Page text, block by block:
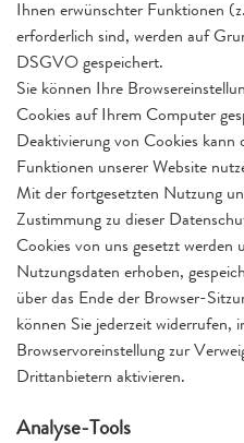
Ihnen erwünschter Funktionen
erforderlich sind, werden auf
DSGVO gespeichert.
Sie können Ihre
Cookies auf Ihrem Computer
Deaktivierung von Cookies kann
Funktionen unserer Website
Mit der fortgesetzten Nutzung
Zustimmung zu dieser
Cookies von uns gesetzt werden
Nutzungsdaten erhoben,
über das Ende der Browser-
können Sie jederzeit widerrufen,
Browservoreinstellung zur
Drittanbietern aktivieren.
Analyse-Tools